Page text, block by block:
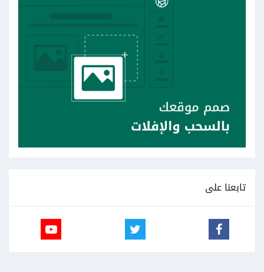
تابعنا على